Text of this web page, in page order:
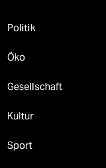
Politik
Öko
Gesellschaft
Kultur
Sport